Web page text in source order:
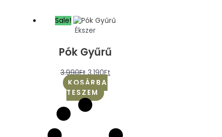
Sale!
Ékszer
Pók Gyűrű
3.990Ft 3.190Ft
KOSÁRBA
TESZEM